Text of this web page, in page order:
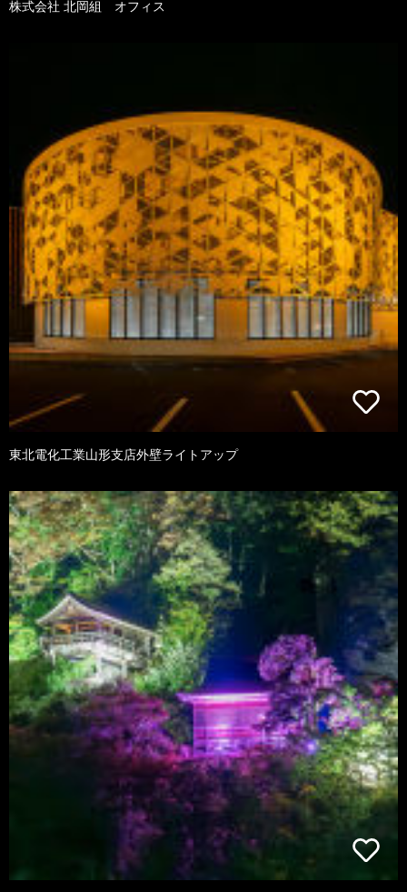
株式会社 北岡組 オフィス
東北電化工業山形支店外壁ライトアップ